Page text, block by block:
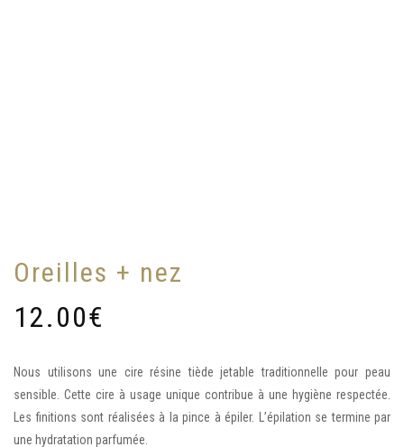
Oreilles + nez
12.00€
Nous utilisons une cire résine tiède jetable traditionnelle pour peau
sensible. Cette cire à usage unique contribue à une hygiène respectée.
Les finitions sont réalisées à la pince à épiler. L’épilation se termine par
une hydratation parfumée.